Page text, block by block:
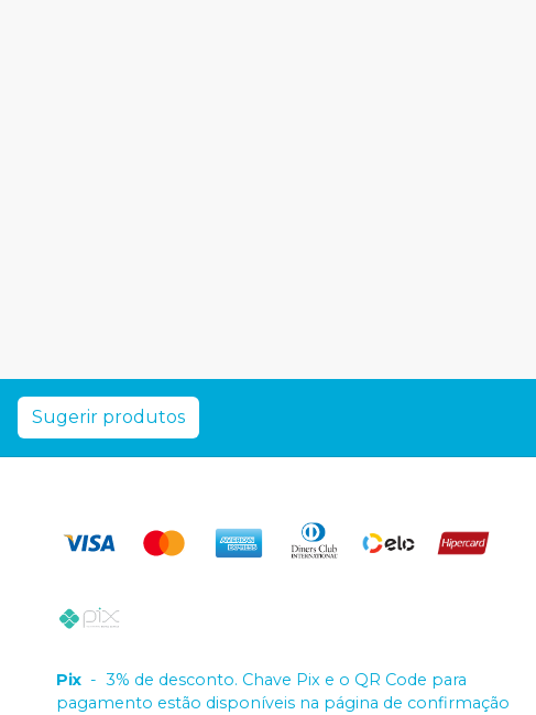
Sugerir produtos
Pix - 3% de desconto. Chave Pix e o QR Code para
pagamento estão disponíveis na página de confirmação